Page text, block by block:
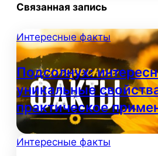
записям
Связанная запись
Интересные факты
Подсолнух:
уникальные
практическое
Интересные факты